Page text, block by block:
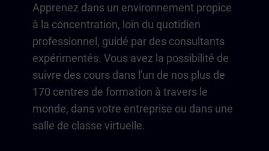
Apprenez dans un environnement propice
à la concentration, loin du quotidien
professionnel, guidé par des consultants
expérimentés. Vous avez la possibilité de
suivre des cours dans l'un de nos plus de
170 centres de formation à travers le
monde, dans votre entreprise ou dans une
salle de classe virtuelle.